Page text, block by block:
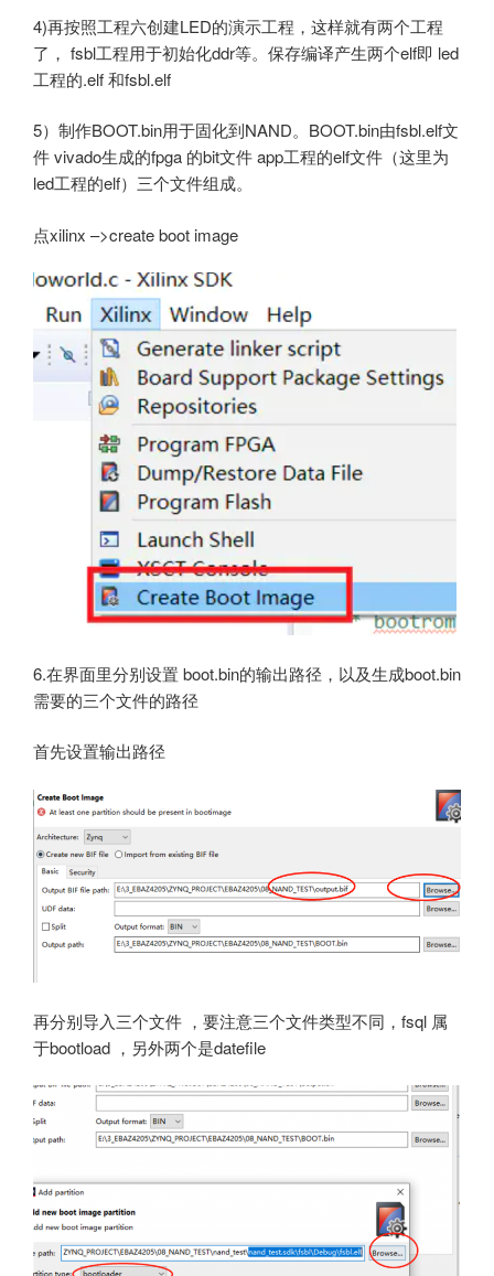
4)再按照工程六创建LED的演示工程，这样就有两个工程
了， fsbl工程用于初始化ddr等。保存编译产生两个elf即 led
工程的.elf 和fsbl.elf
5）制作BOOT.bin用于固化到NAND。BOOT.bin由fsbl.elf文
件 vivado生成的fpga 的bit文件 app工程的elf文件（这里为
led工程的elf）三个文件组成。
点xilinx –>create boot image
6.在界面里分别设置 boot.bin的输出路径，以及生成boot.bin
需要的三个文件的路径
首先设置输出路径
再分别导入三个文件 ，要注意三个文件类型不同，fsql 属
于bootload ，另外两个是datefile